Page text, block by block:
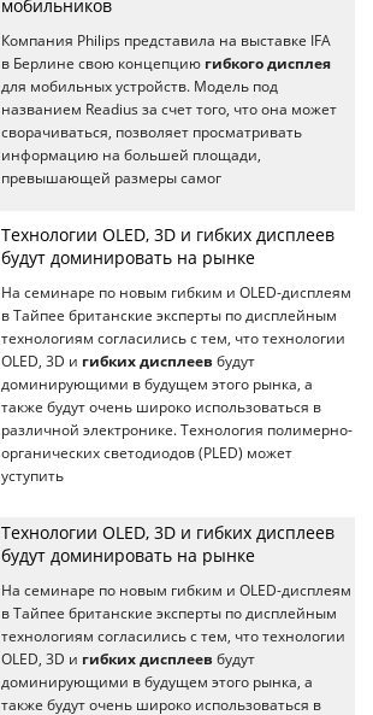
мобильников
Компания Philips представила на выставке IFA
в Берлине свою концепцию гибкого дисплея
для мобильных устройств. Модель под
названием Readius за счет того, что она может
сворачиваться, позволяет просматривать
информацию на большей площади,
превышающей размеры самог
Технологии OLED, 3D и гибких дисплеев
будут доминировать на рынке
На семинаре по новым гибким и OLED-дисплеям
в Тайпее британские эксперты по дисплейным
технологиям согласились с тем, что технологии
OLED, 3D и гибких дисплеев будут
доминирующими в будущем этого рынка, а
также будут очень широко использоваться в
различной электронике. Технология полимерно-
органических светодиодов (PLED) может
уступить
Технологии OLED, 3D и гибких дисплеев
будут доминировать на рынке
На семинаре по новым гибким и OLED-дисплеям
в Тайпее британские эксперты по дисплейным
технологиям согласились с тем, что технологии
OLED, 3D и гибких дисплеев будут
доминирующими в будущем этого рынка, а
также будут очень широко использоваться в